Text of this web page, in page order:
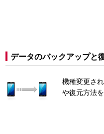
データのバックアップと
機種変更さ
や復元方法